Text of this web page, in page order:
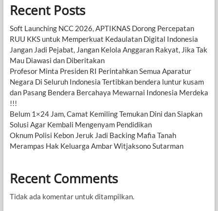
Recent Posts
Soft Launching NCC 2026, APTIKNAS Dorong Percepatan
RUU KKS untuk Memperkuat Kedaulatan Digital Indonesia
Jangan Jadi Pejabat, Jangan Kelola Anggaran Rakyat, Jika Tak
Mau Diawasi dan Diberitakan
Profesor Minta Presiden RI Perintahkan Semua Aparatur
Negara Di Seluruh Indonesia Tertibkan bendera luntur kusam
dan Pasang Bendera Bercahaya Mewarnai Indonesia Merdeka
!!!
Belum 1×24 Jam, Camat Kemiling Temukan Dini dan Siapkan
Solusi Agar Kembali Mengenyam Pendidikan
Oknum Polisi Kebon Jeruk Jadi Backing Mafia Tanah
Merampas Hak Keluarga Ambar Witjaksono Sutarman
Recent Comments
Tidak ada komentar untuk ditampilkan.